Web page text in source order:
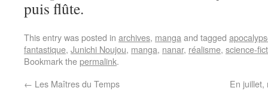
puis flûte.
This entry was posted in archives, manga and tagged
fantastique, Junichi Noujou, manga, nanar, réalisme, science-
Bookmark thepermalink.
← Les Maîtres du Temps En juillet,